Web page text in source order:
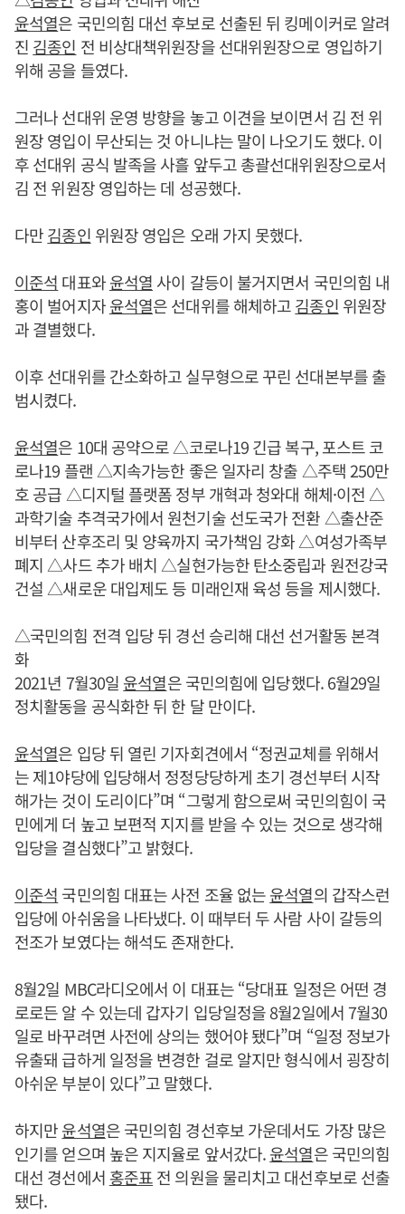
윤석열은 국민의힘 대선 후보로 선출된 뒤 킹메이커로 알려
진 김종인 전 비상대책위원장을 선대위원장으로 영입하기
위해 공을 들였다.
그러나 선대위 운영 방향을 놓고 이견을 보이면서 김 전 위
원장 영입이 무산되는 것 아니냐는 말이 나오기도 했다. 이
후 선대위 공식 발족을 사흘 앞두고 총괄선대위원장으로서
김 전 위원장 영입하는 데 성공했다.
다만김종인 위원장 영입은 오래 가지 못했다.
이준석 대표와윤석열 사이 갈등이 불거지면서 국민의힘 내
홍이 벌어지자윤석열은 선대위를 해체하고김종인 위원장
과 결별했다.
이후 선대위를 간소화하고 실무형으로 꾸린 선대본부를 출
범시켰다.
윤석열은 10대 공약으로 △코로나19 긴급 복구, 포스트 코
로나19 플랜 △지속가능한 좋은 일자리 창출 △주택 250만
호 공급 △디지털 플랫폼 정부 개혁과 청와대 해체·이전 △
과학기술 추격국가에서 원천기술 선도국가 전환 △출산준
비부터 산후조리 및 양육까지 국가책임 강화 △여성가족부
폐지 △사드 추가 배치 △실현가능한 탄소중립과 원전강국
건설 △새로운 대입제도 등 미래인재 육성 등을 제시했다.
△국민의힘 전격 입당 뒤 경선 승리해 대선 선거활동 본격
화
2021년 7월30일 윤석열은 국민의힘에 입당했다. 6월29일
정치활동을 공식화한 뒤 한 달 만이다.
윤석열은 입당 뒤 열린 기자회견에서 “정권교체를 위해서
는 제1야당에 입당해서 정정당당하게 초기 경선부터 시작
해가는 것이 도리이다”며 “그렇게 함으로써 국민의힘이 국
민에게 더 높고 보편적 지지를 받을 수 있는 것으로 생각해
입당을 결심했다”고 밝혔다.
이준석 국민의힘 대표는 사전 조율 없는윤석열의 갑작스런
입당에 아쉬움을 나타냈다. 이 때부터 두 사람 사이 갈등의
전조가 보였다는 해석도 존재한다.
8월2일 MBC라디오에서 이 대표는 “당대표 일정은 어떤 경
로로든 알 수 있는데 갑자기 입당일정을 8월2일에서 7월30
일로 바꾸려면 사전에 상의는 했어야 됐다”며 “일정 정보가
유출돼 급하게 일정을 변경한 걸로 알지만 형식에서 굉장히
아쉬운 부분이 있다”고 말했다.
하지만윤석열은 국민의힘 경선후보 가운데서도 가장 많은
인기를 얻으며 높은 지지율로 앞서갔다.윤석열은 국민의힘
대선 경선에서 홍준표전 의원을 물리치고 대선후보로 선출
됐다.